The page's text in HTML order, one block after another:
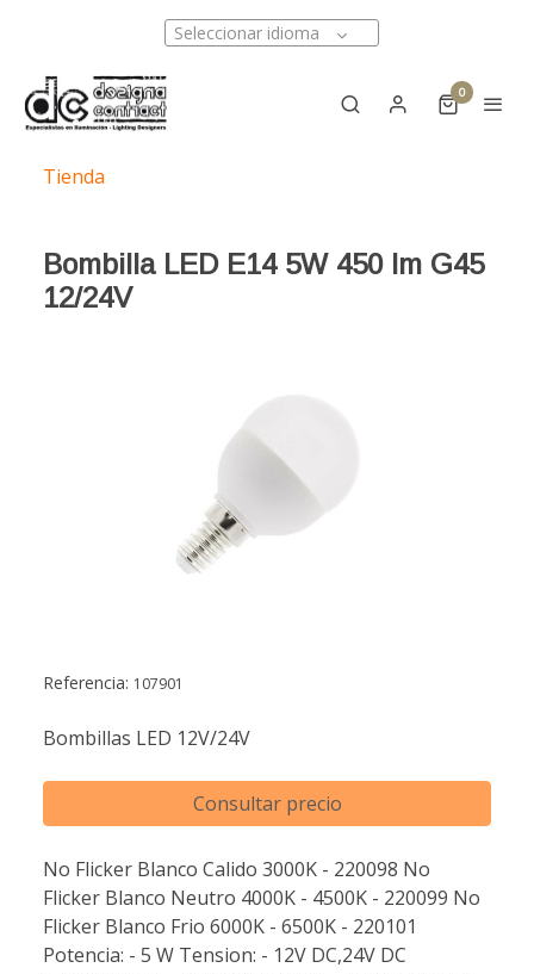
Seleccionar idioma
0
Tienda
Bombilla LED E14 5W 450 lm G45
12/24V
Referencia: 107901
Bombillas LED 12V/24V
Consultar precio
No Flicker Blanco Calido 3000K - 220098 No
Flicker Blanco Neutro 4000K - 4500K - 220099 No
Flicker Blanco Frio 6000K - 6500K - 220101
Potencia: - 5 W Tension: - 12V DC,24V DC